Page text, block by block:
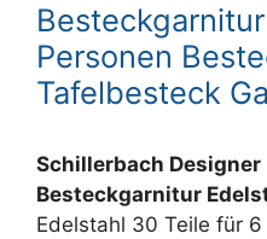
Personen
Tafelbesteck
Schillerbach Designer
Besteckgarnitur
Edelstahl 30 Teile für